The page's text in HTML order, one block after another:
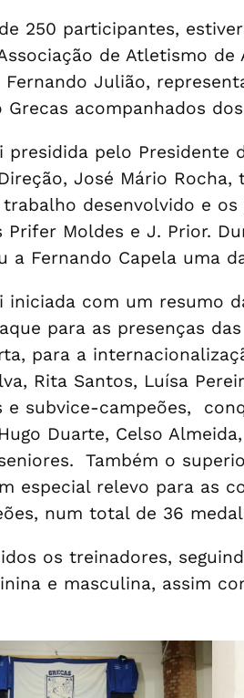
250 participantes,
de Atletismo
Fernando Julião,
Grecas acompanhados
pelo Presidente
José Mário
desenvolvido e
Prifer Moldes e J. Prior.
a Fernando Capela uma
iniciada com um resumo
para as presenças
para a
Rita Santos, Luísa
e subvice-campeões,
Duarte, Celso
Também o
especial relevo para as
num total de 36
os treinadores,
e masculina, assim